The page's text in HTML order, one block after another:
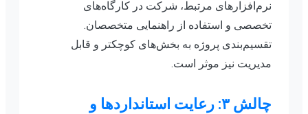
نرم‌افزارهای مرتبط، شرکت در کارگاه‌های
تخصصی و استفاده از راهنمایی متخصصان.
تقسیم‌بندی پروژه به بخش‌های کوچکتر و قابل
مدیریت نیز موثر است.
چالش ۳: رعایت استانداردها و